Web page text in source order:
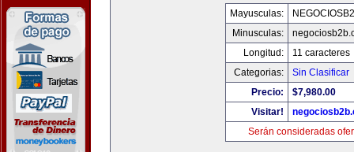
Mayusculas:
Minusculas:
Longitud:
11 caracteres
Categorias:
Sin Clasificar
Precio:
$7,980.00
Visitar!
Serán consideradas